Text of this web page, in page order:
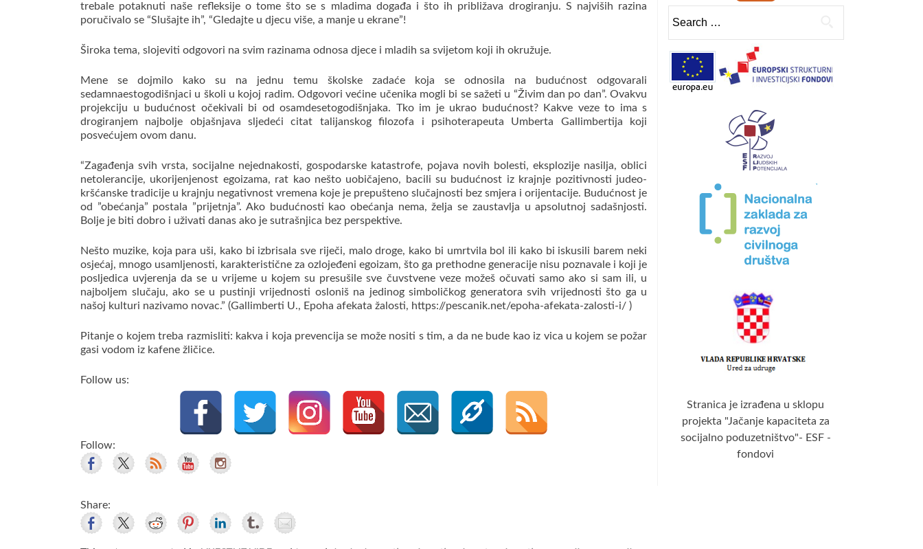
trebale potaknuti naše refleksije o tome što se s mladima događa i što ih približava drogiranju. S najviših razina
poručivalo se “Slušajte ih”, “Gledajte u djecu više, a manje u ekrane”!
Široka tema, slojeviti odgovori na svim razinama odnosa djece i mladih sa svijetom koji ih okružuje.
Mene se dojmilo kako su na jednu temu školske zadaće koja se odnosila na budućnost odgovarali
sedamnaestogodišnjaci u školi u kojoj radim. Odgovori većine učenika mogli bi se sažeti u “Živim dan po dan”. Ovakvu
projekciju u budućnost očekivali bi od osamdesetogodišnjaka. Tko im je ukrao budućnost? Kakve veze to ima s
drogiranjem najbolje objašnjava sljedeći citat talijanskog filozofa i psihoterapeuta Umberta Gallimbertija koji
posvećujem ovom danu.
“Zagađenja svih vrsta, socijalne nejednakosti, gospodarske katastrofe, pojava novih bolesti, eksplozije nasilja, oblici
netolerancije, ukorijenjenost egoizama, rat kao nešto uobičajeno, bacili su budućnost iz krajnje pozitivnosti judeo-
kršćanske tradicije u krajnju negativnost vremena koje je prepušteno slučajnosti bez smjera i orijentacije. Budućnost je
od ”obećanja” postala ”prijetnja”. Ako budućnosti kao obećanja nema, želja se zaustavlja u apsolutnoj sadašnjosti.
Bolje je biti dobro i uživati danas ako je sutrašnjica bez perspektive.
Nešto muzike, koja para uši, kako bi izbrisala sve riječi, malo droge, kako bi umrtvila bol ili kako bi iskusili barem neki
osjećaj, mnogo usamljenosti, karakteristične za ozlojeđeni egoizam, što ga prethodne generacije nisu poznavale i koji je
posljedica uvjerenja da se u vrijeme u kojem su presušile sve čuvstvene veze možeš očuvati samo ako si sam ili, u
najboljem slučaju, ako se u pustinji vrijednosti osloniš na jedinog simboličkog generatora svih vrijednosti što ga u
našoj kulturi nazivamo novac.” (Gallimberti U., Epoha afekata žalosti, https://pescanik.net/epoha-afekata-zalosti-i/ )
Pitanje o kojem treba razmisliti: kakva i koja prevencija se može nositi s tim, a da ne bude kao iz vica u kojem se požar
gasi vodom iz kafene žličice.
Follow us:
Follow:
Share:
for:
Stranica je izrađena u sklopu
projekta "Jačanje kapaciteta za
socijalno poduzetništvo"- ESF -
fondovi